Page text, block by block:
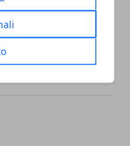
sormontato da